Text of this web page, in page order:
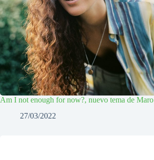
Am I not enough for now?, nuevo tema de Maro
27/03/2022